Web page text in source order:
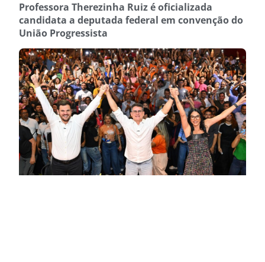
Professora Therezinha Ruiz é oficializada
candidata a deputada federal em convenção do
União Progressista